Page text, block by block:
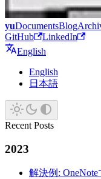
yuDocumentsBlog
GitHub
LinkedIn
English
English
日本語
Recent Posts
2023
解決例: